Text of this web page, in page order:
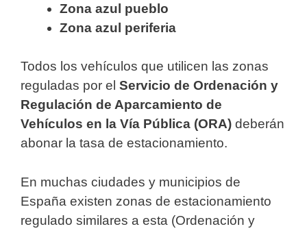
Zona azul pueblo
Zona azul periferia
Todos los vehículos que utilicen las zonas
reguladas por el Servicio de Ordenación y
Regulación de Aparcamiento de
Vehículos en la Vía Pública (ORA) deberán
abonar la tasa de estacionamiento.
En muchas ciudades y municipios de
España existen zonas de estacionamiento
regulado similares a esta (Ordenación y